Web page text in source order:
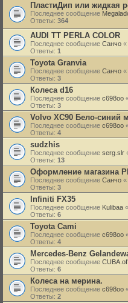
ПластиДип или жидкая
Последнее сообщение
Ответы: 364
AUDI TT PERLA COLOR
Последнее сообщение Санчо «
Ответы: 1
Toyota Granvia
Последнее сообщение Санчо «
Ответы: 3
Колеса d16
Последнее сообщение c698oo
Ответы: 3
Volvo XC90 Бело-синий
Последнее сообщение c698oo
Ответы: 4
sudzhis
Последнее сообщение serg.slr
Ответы: 13
Оформление магазина
Последнее сообщение Санчо «
Ответы: 3
Infiniti FX35
Последнее сообщение Kulibaa «
Ответы: 6
Toyota Cami
Последнее сообщение c698oo
Ответы: 4
Mercedes-Benz
Последнее сообщение
Ответы: 6
Колеса на мерина.
Последнее сообщение c698oo
Ответы: 2